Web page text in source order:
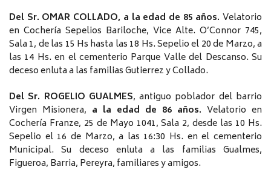
Del Sr. OMAR COLLADO, a la edad de 85 años. Velatorio
en Cochería Sepelios Bariloche, Vice Alte. O’Connor 745,
Sala 1, de las 15 Hs hasta las 18 Hs. Sepelio el 20 de Marzo, a
las 14 Hs. en el cementerio Parque Valle del Descanso. Su
deceso enluta a las familias Gutierrez y Collado.
Del Sr. ROGELIO GUALMES, antiguo poblador del barrio
Virgen Misionera, a la edad de 86 años. Velatorio en
Cochería Franze, 25 de Mayo 1041, Sala 2, desde las 10 Hs.
Sepelio el 16 de Marzo, a las 16:30 Hs. en el cementerio
Municipal. Su deceso enluta a las familias Gualmes,
Figueroa, Barria, Pereyra, familiares y amigos.